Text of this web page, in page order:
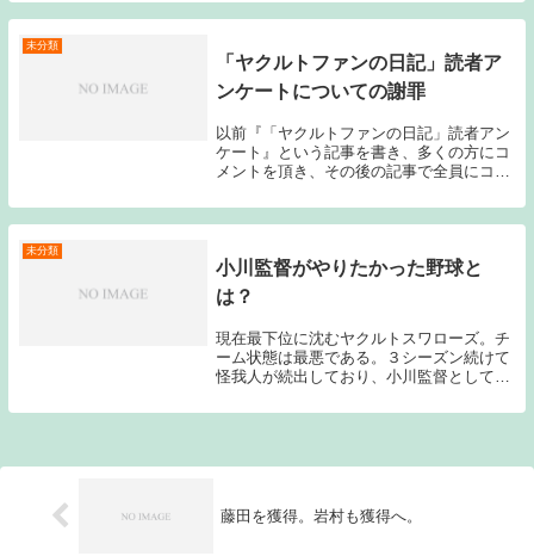
のだが、今年の選手名鑑は、選手ごとに割
くスペースが違っており、主力以外のメン
未分類
「ヤクルトファンの日記」読者ア
ンケートについての謝罪
以前『「ヤクルトファンの日記」読者アン
ケート』という記事を書き、多くの方にコ
メントを頂き、その後の記事で全員にコメ
が、毎度コメントを頂いていたｋさんにコ
メント返しをしていないことに気付きまし
未分類
小川監督がやりたかった野球と
は？
現在最下位に沈むヤクルトスワローズ。チ
ーム状態は最悪である。３シーズン続けて
怪我人が続出しており、小川監督としても
グを読んでくれている人なら分かると思う
藤田を獲得。岩村も獲得へ。